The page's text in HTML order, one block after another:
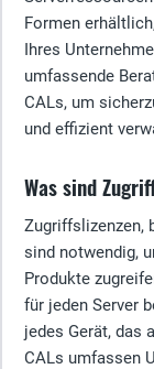
Formen
Ihres
umfassende
CALs, um
und effizient
Was sind
Zugriffslizenzen,
sind notwendig,
Produkte
für jeden Server
jedes Gerät, das
CALs umfassen